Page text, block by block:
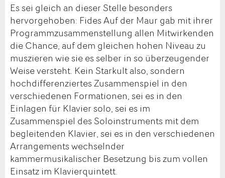
Es sei gleich an dieser Stelle besonders
hervorgehoben: Fides Auf der Maur gab mit ihrer
Programmzusammenstellung allen Mitwirkenden
die Chance, auf dem gleichen hohen Niveau zu
muszieren wie sie es selber in so überzeugender
Weise versteht. Kein Starkult also, sondern
hochdifferenziertes Zusammenspiel in den
verschiedenen Formationen, sei es in den
Einlagen für Klavier solo, sei es im
Zusammenspiel des Soloinstruments mit dem
begleitenden Klavier, sei es in den verschiedenen
Arrangements wechselnder
kammermusikalischer Besetzung bis zum vollen
Einsatz im Klavierquintett.